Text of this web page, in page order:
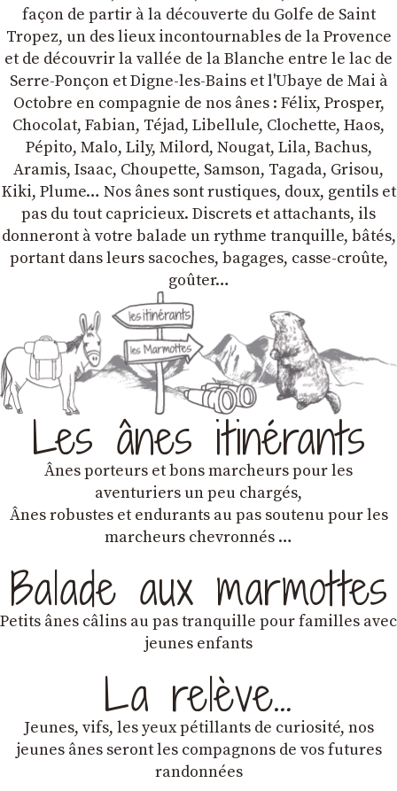
façon de partir à la découverte du Golfe de Saint
Tropez, un des lieux incontournables de la Provence
et de découvrir la vallée de la Blanche entre le lac de
Serre-Ponçon et Digne-les-Bains et l'Ubaye de Mai à
Octobre en compagnie de nos ânes : Félix, Prosper,
Chocolat, Fabian, Téjad, Libellule, Clochette, Haos,
Pépito, Malo, Lily, Milord, Nougat, Lila, Bachus,
Aramis, Isaac, Choupette, Samson, Tagada, Grisou,
Kiki, Plume… Nos ânes sont rustiques, doux, gentils et
pas du tout capricieux. Discrets et attachants, ils
donneront à votre balade un rythme tranquille, bâtés,
portant dans leurs sacoches, bagages, casse-croûte,
goûter…
Les ânes itinérants
Ânes porteurs et bons marcheurs pour les
aventuriers un peu chargés,
Ânes robustes et endurants au pas soutenu pour les
marcheurs chevronnés …
Balade aux marmottes
Petits ânes câlins au pas tranquille pour familles avec
jeunes enfants
La relève…
Jeunes, vifs, les yeux pétillants de curiosité, nos
jeunes ânes seront les compagnons de vos futures
randonnées